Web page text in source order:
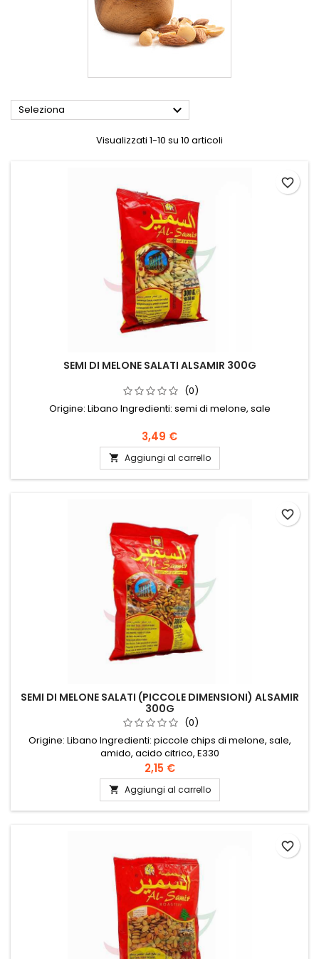
Seleziona 
Visualizzati 1-10 su 10 articoli
SEMI DI MELONE SALATI ALSAMIR 300G
(0)
Origine: Libano Ingredienti: semi di melone, sale
3,49 €
 Aggiungi al carrello
favorite_border
SEMI DI MELONE SALATI (PICCOLE DIMENSIONI) ALSAMIR
300G
(0)
Origine: Libano Ingredienti: piccole chips di melone, sale,
amido, acido citrico, E330
2,15 €
 Aggiungi al carrello
favorite_border
favorite_border